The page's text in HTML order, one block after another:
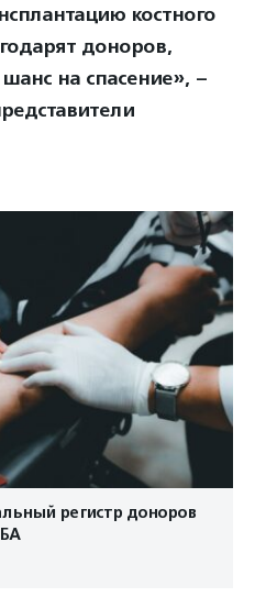
костного
доноров,
на спасение», –
регистр доноров